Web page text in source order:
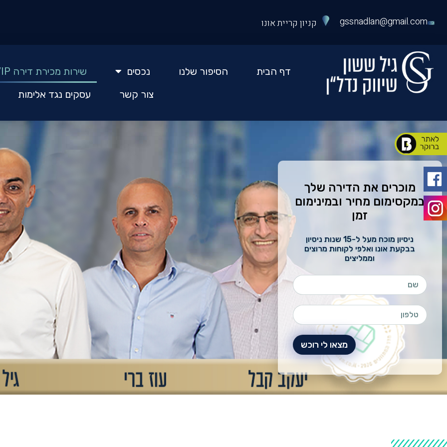
דירה
שיווק
gssnadlan@gmail.com קניון קריית אונו
דף הבית הסיפור שלנו נכסים
שירות מכירת דירה VIP
צור קשר
עסקים נגד אלימות
מוכרים את הדירה שלך
במקסימום מחיר ובמינימום
זמן
ניסיון מוכח מעל ל-15 שנות ניסיון
בבקעת אונו ואלפי לקוחות מרוצים
וממליצים
מצאו לי רוכש